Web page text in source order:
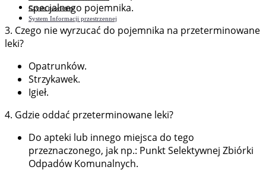
Czyste powietrze
System Informacji przestrzennej
specjalnego pojemnika.
3. Czego nie wyrzucać do pojemnika na przeterminowane
leki?
Opatrunków.
Strzykawek.
Igieł.
4. Gdzie oddać przeterminowane leki?
Do apteki lub innego miejsca do tego
przeznaczonego, jak np.: Punkt Selektywnej Zbiórki
Odpadów Komunalnych.